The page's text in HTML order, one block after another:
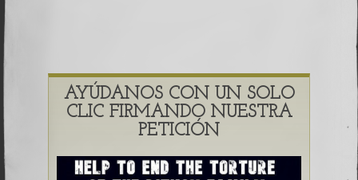
AYÚDANOS CON UN SOLO
CLIC FIRMANDO NUESTRA
PETICIÓN